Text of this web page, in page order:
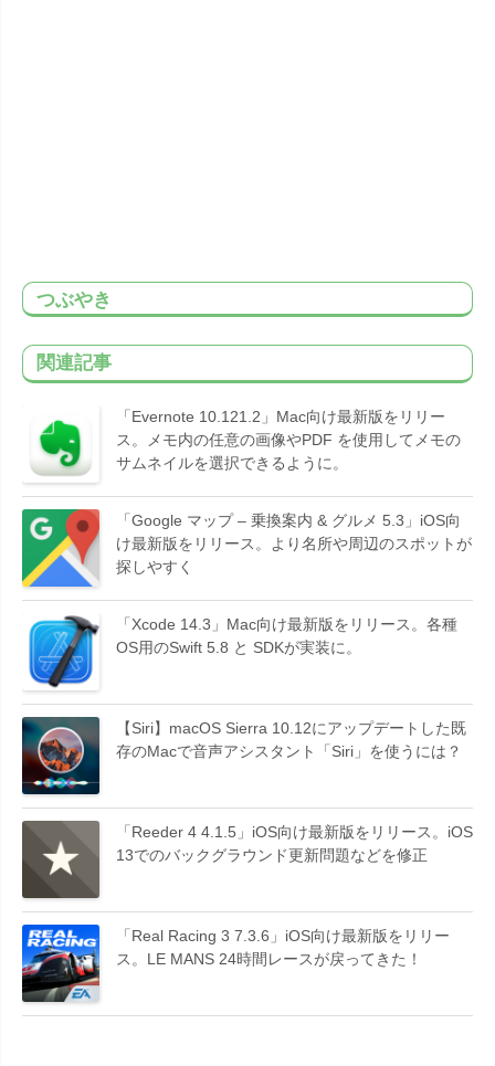
つぶやき
関連記事
「Evernote 10.121.2」Mac向け最新版をリリー
ス。メモ内の任意の画像やPDF を使用してメモの
サムネイルを選択できるように。
「Google マップ – 乗換案内 & グルメ 5.3」iOS向
け最新版をリリース。より名所や周辺のスポットが
探しやすく
「Xcode 14.3」Mac向け最新版をリリース。各種
OS用のSwift 5.8 と SDKが実装に。
【Siri】macOS Sierra 10.12にアップデートした既
存のMacで音声アシスタント「Siri」を使うには？
「Reeder 4 4.1.5」iOS向け最新版をリリース。iOS
13でのバックグラウンド更新問題などを修正
「Real Racing 3 7.3.6」iOS向け最新版をリリー
ス。LE MANS 24時間レースが戻ってきた！